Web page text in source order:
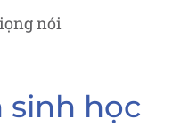
nói
sinh học